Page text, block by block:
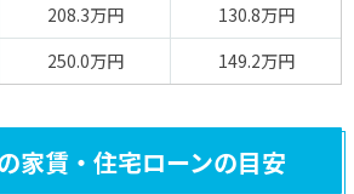
208.3万円
130.8万円
250.0万円 149.2万円
家賃・住宅ローンの目安